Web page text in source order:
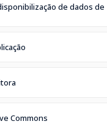
de dados de
Commons